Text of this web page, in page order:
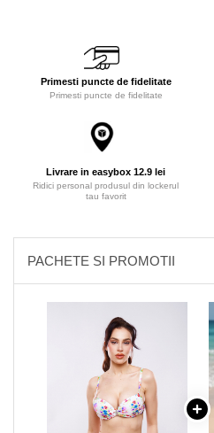
Primesti puncte de fidelitate
Primesti puncte de fidelitate
Livrare in easybox 12.9 lei
Ridici personal produsul din lockerul
tau favorit
PACHETE SI PROMOTII